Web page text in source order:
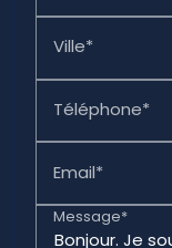
Ville*
Téléphone*
Email*
Message*